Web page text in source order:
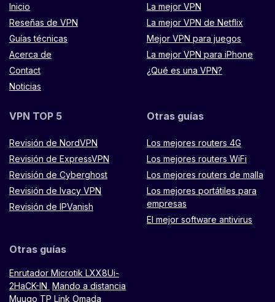
Inicio
Reseñas de VPN
Guías técnicas
Acerca de
Contact
Noticias
La mejor VPN
La mejor VPN de Netflix
Mejor VPN para juegos
La mejor VPN para iPhone
¿Qué es una VPN?
VPN TOP 5
Revisión de NordVPN
Revisión de ExpressVPN
Revisión de Cyberghost
Revisión de Ivacy VPN
Revisión de IPVanish
Otras guías
Los mejores routers 4G
Los mejores routers WiFi
Los mejores routers de malla
Los mejores portátiles para
empresas
El mejor software antivirus
Otras guías
Enrutador Microtik LXX8Ui-
2HaCK-IN Mando a distancia
Muugo TP Link Omada